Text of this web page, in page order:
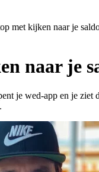
met kijken naar je
naar je
je wed-app en je